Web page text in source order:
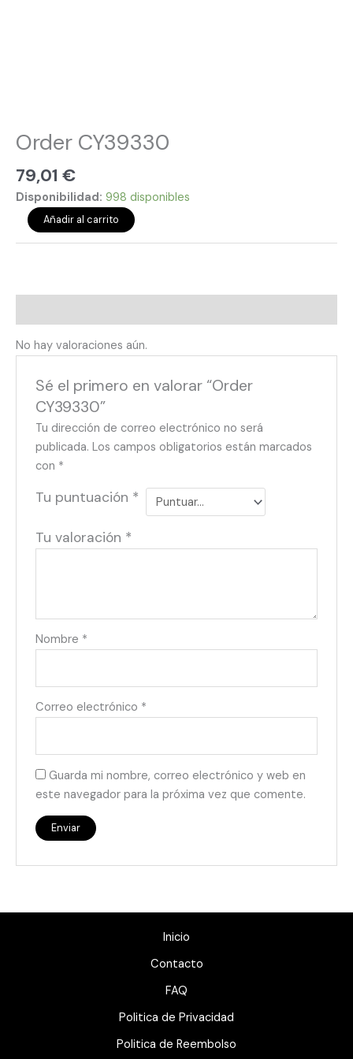
Order CY39330
79,01 €
Disponibilidad: 998 disponibles
Añadir al carrito
No hay valoraciones aún.
Sé el primero en valorar “Order
CY39330”
Tu dirección de correo electrónico no será
publicada. Los campos obligatorios están marcados
con *
Tu puntuación *
Tu valoración *
Nombre *
Correo electrónico *
Guarda mi nombre, correo electrónico y web en
este navegador para la próxima vez que comente.
Inicio
Contacto
FAQ
Politica de Privacidad
Politica de Reembolso